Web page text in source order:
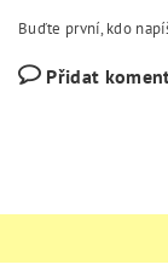
Buďte první, kdo
Přidat